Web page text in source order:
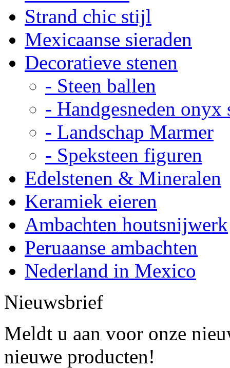
Strand chic stijl
Mexicaanse sieraden
Decoratieve stenen
- Steen ballen
- Handgesneden onyx
- Landschap Marmer
- Speksteen figuren
Edelstenen & Mineralen
Keramiek eieren
Ambachten houtsnijwerk
Peruaanse ambachten
Nederland in Mexico
Nieuwsbrief
Meldt u aan voor onze
nieuwe producten!